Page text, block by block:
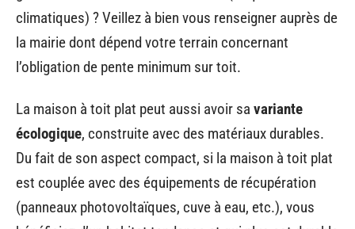
climatiques) ? Veillez à bien vous renseigner auprès de
la mairie dont dépend votre terrain concernant
l’obligation de pente minimum sur toit.
La maison à toit plat peut aussi avoir sa variante
écologique, construite avec des matériaux durables.
Du fait de son aspect compact, si la maison à toit plat
est couplée avec des équipements de récupération
(panneaux photovoltaïques, cuve à eau, etc.), vous